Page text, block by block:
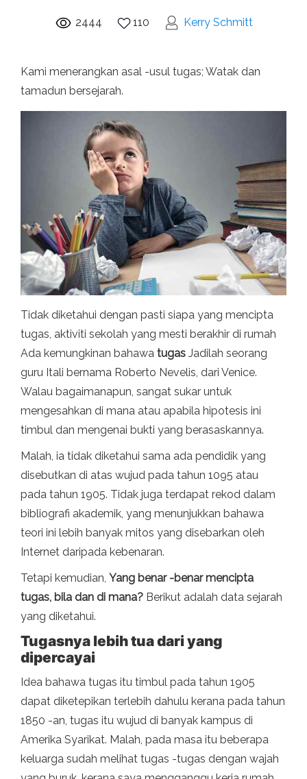
2444 110 Kerry Schmitt
Kami menerangkan asal -usul tugas; Watak dan
tamadun bersejarah.
Tidak diketahui dengan pasti siapa yang mencipta
tugas, aktiviti sekolah yang mesti berakhir di rumah
Ada kemungkinan bahawa tugas Jadilah seorang
guru Itali bernama Roberto Nevelis, dari Venice.
Walau bagaimanapun, sangat sukar untuk
mengesahkan di mana atau apabila hipotesis ini
timbul dan mengenai bukti yang berasaskannya.
Malah, ia tidak diketahui sama ada pendidik yang
disebutkan di atas wujud pada tahun 1095 atau
pada tahun 1905. Tidak juga terdapat rekod dalam
bibliografi akademik, yang menunjukkan bahawa
teori ini lebih banyak mitos yang disebarkan oleh
Internet daripada kebenaran.
Tetapi kemudian, Yang benar -benar mencipta
tugas, bila dan di mana? Berikut adalah data sejarah
yang diketahui.
Tugasnya lebih tua dari yang
dipercayai
Idea bahawa tugas itu timbul pada tahun 1905
dapat diketepikan terlebih dahulu kerana pada tahun
1850 -an, tugas itu wujud di banyak kampus di
Amerika Syarikat. Malah, pada masa itu beberapa
keluarga sudah melihat tugas -tugas dengan wajah